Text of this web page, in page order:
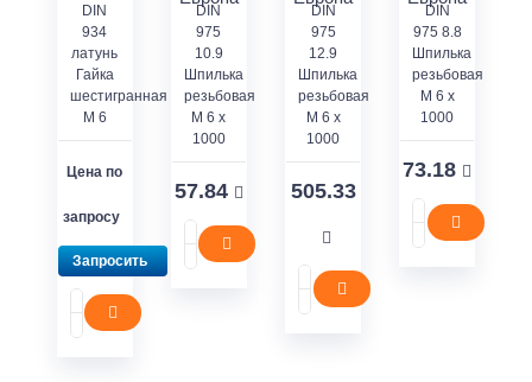
DIN
934
латунь
Гайка
шестигранная
M 6
Цена по
запросу
Запросить
DIN
975
10.9
Шпилька
резьбовая
M 6 x
1000
57.84
DIN
975
12.9
Шпилька
резьбовая
M 6 x
1000
505.33
DIN
975 8.8
Шпилька
резьбовая
M 6 x
1000
73.18